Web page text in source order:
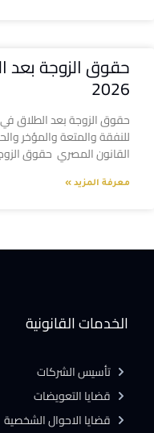
حقوق الزوجة بعد
2026
للنفقة والمتعة والمؤخر
القانون المصري حقوق
معرفة المزيد »
الخدمات القانونية
تأسيس الشركات
قضايا التعويضات
قضايا الاحوال الشخصية